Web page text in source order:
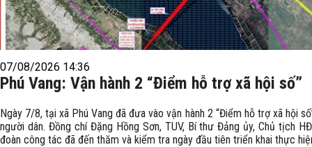
07/08/2026 14:36
Phú Vang: Vận hành 2 “Điểm hỗ trợ xã hội số”
Ngày 7/8, tại xã Phú Vang đã đưa vào vận hành 2 “Điểm hỗ trợ xã hội
người dân. Đồng chí Đặng Hồng Sơn, TUV, Bí thư Đảng ủy, Chủ tịch
đoàn công tác đã đến thăm và kiểm tra ngày đầu tiên triển khai thực